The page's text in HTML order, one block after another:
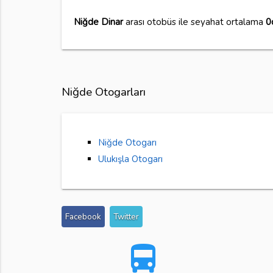
Niğde Dinararası otobüs ile seyahat ortalama
Niğde Otogarları
Niğde Otogarı
Ulukışla Otogarı
Facebook Twitter
directions_bus